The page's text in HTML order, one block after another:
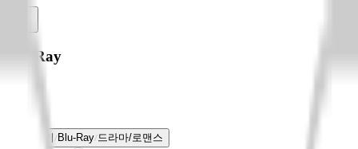
Blu-Ray
전체보기 Blu-Ray 드라마/로맨스